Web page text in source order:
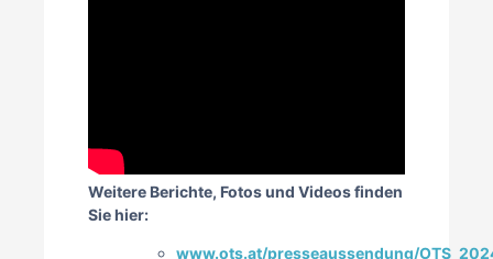
Weitere Berichte, Fotos und Videos finden
Sie hier:
www.ots.at/presseaussendung/